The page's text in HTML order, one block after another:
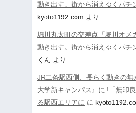
動き出す。街から消えゆくパチ
kyoto1192.com より
堀川丸太町の交差点「堀川オメ
動き出す。街から消えゆくパチ
くん より
JR二条駅西側、長らく動きの無
大学新キャンパス』に!!「無印
る駅西エリアに に